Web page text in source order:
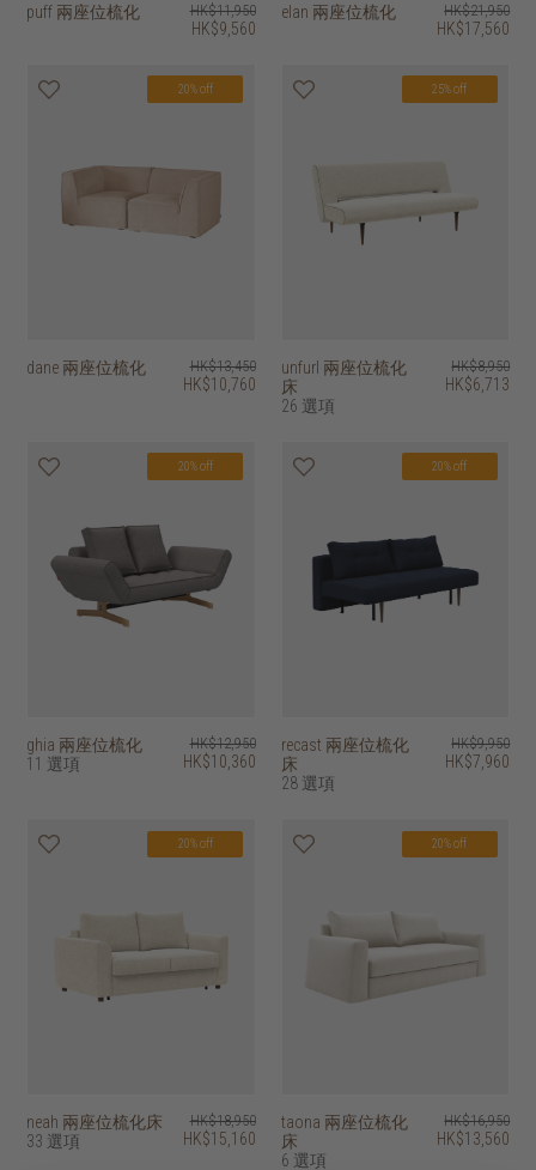
puff 兩座位梳化 HK$11,950
HK$9,560
elan 兩座位梳化 HK$21,950
HK$17,560
20% off
dane 兩座位梳化 HK$13,450
HK$10,760
25% off
unfurl 兩座位梳化
床
26 選項
HK$8,950
HK$6,713
20% off
ghia 兩座位梳化
11 選項
HK$12,950
HK$10,360
20% off
recast 兩座位梳化
床
28 選項
HK$9,950
HK$7,960
20% off
neah 兩座位梳化床
33 選項
HK$18,950
HK$15,160
20% off
taona 兩座位梳化
床
6 選項
HK$16,950
HK$13,560